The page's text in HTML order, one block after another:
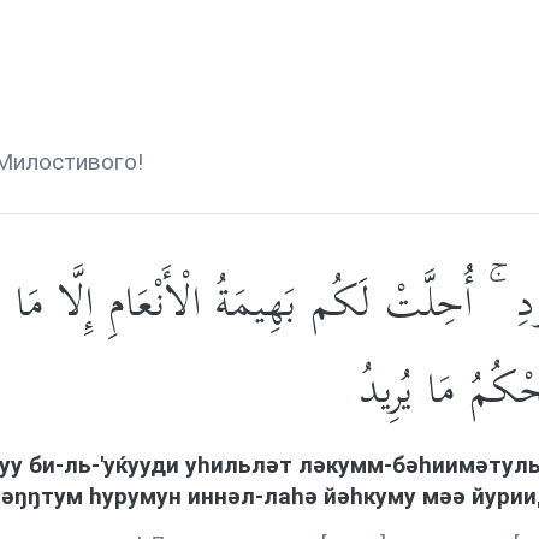
أُحِلَّتْ لَكُم بَهِيمَةُ الْأَنْعَامِ
مَا يُرِيدُ
би-ль-'уќууди уhильлəт лəкумм-
hурумун иннəл-лаhə йəhкуму мəə